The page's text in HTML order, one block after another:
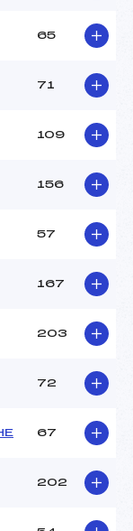
65
71
109
156
57
167
203
72
67
202